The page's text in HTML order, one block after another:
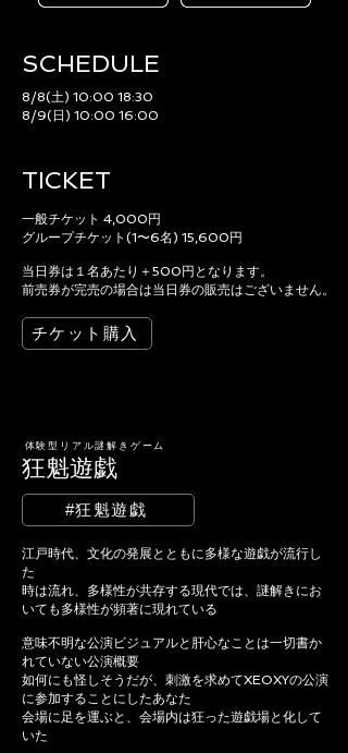
SCHEDULE​
8/8(土) 10:00 18:30
8/9(日) 10:00 16:00
TICKET
一般チケット 4,000円
グループチケット(1〜6名) 15,600円
当日券は１名あたり＋500円となります。
前売券が完売の場合は当日券の販売はございません。
チケット購入
体験型リアル謎解きゲーム
​狂魁遊戯
#​狂魁遊戯
江戸時代、文化の発展とともに多様な遊戯が流行し
た
時は流れ、多様性が共存する現代では、謎解きにお
いても多様性が頻著に現れている
意味不明な公演ビジュアルと肝心なことは一切書か
れていない公演概要
如何にも怪しそうだが、刺激を求めてXEOXYの公演
に参加することにしたあなた
会場に足を運ぶと、会場内は狂った遊戯場と化して
いた